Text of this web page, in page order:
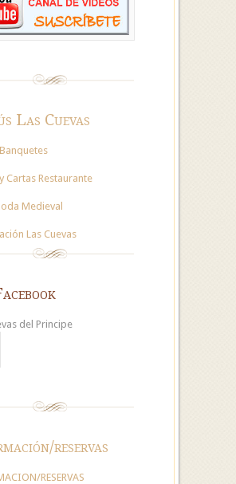
Las Cuevas
Cartas Restaurante
Medieval
Las Cuevas
del Principe
reservas
RESERVAS